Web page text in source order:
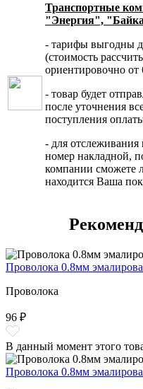
Транспортные
"Энергия",
- тарифы выгодны
(стоимость
ориентировочно от
- товар будет
после уточнения
поступления
- для отслеживания
номер накладной,
компании сможете
находится Ваша
Проволока 0.8мм
Проволока
96 ₽
В данный момент этого
Проволока 0.8мм